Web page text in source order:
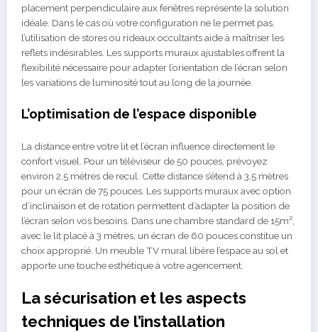
placement perpendiculaire aux fenêtres représente la solution
idéale. Dans le cas où votre configuration ne le permet pas,
l’utilisation de stores ou rideaux occultants aide à maîtriser les
reflets indésirables. Les supports muraux ajustables offrent la
flexibilité nécessaire pour adapter l’orientation de l’écran selon
les variations de luminosité tout au long de la journée.
L’optimisation de l’espace disponible
La distance entre votre lit et l’écran influence directement le
confort visuel. Pour un téléviseur de 50 pouces, prévoyez
environ 2,5 mètres de recul. Cette distance s’étend à 3,5 mètres
pour un écran de 75 pouces. Les supports muraux avec option
d’inclinaison et de rotation permettent d’adapter la position de
l’écran selon vos besoins. Dans une chambre standard de 15m²,
avec le lit placé à 3 mètres, un écran de 60 pouces constitue un
choix approprié. Un meuble TV mural libère l’espace au sol et
apporte une touche esthétique à votre agencement.
La sécurisation et les aspects
techniques de l’installation